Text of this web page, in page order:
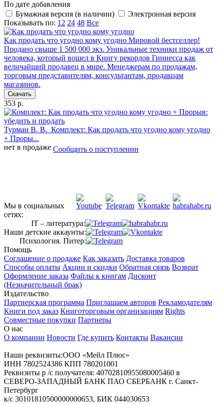
По дате добавления
Бумажная версия (в наличии)
Электронная версия
Показывать по: 12 24 48 Все
Как продать что угодно кому угодно Мировой бестселлер!
Продано свыше 1 500 000 экз. Уникальные техники продаж от
человека, который вошел в Книгу рекордов Гиннесса как
величайший продавец в мире. Менеджерам по продажам,
торговым представителям, консультантам, продавцам
магазинов.
Скачать
353 р.
Турман В. В. Комплект: Как продать что угодно кому угодно
+ Проры...
нет в продаже Сообщить о поступлении
Мы в социальных
сетях:
IT – литература:
Наши детские аккаунты:
Психология. Питер:
Помощь
Соглашение о продаже Как заказать Доставка товаров
Способы оплаты Акции и скидки Обратная связь Возврат
Оформление заказа Файлы к книгам Дисконт
(Незначительный брак)
Издательство
Партнерская программа Приглашаем авторов Рекламодателям
Книги под заказ Книготорговым организациям Rights
Совместные покупки Партнеры
О нас
О компании Новости Где купить Контакты Вакансии
Наши реквизиты:ООО «Мейл Плюс»
ИНН 7802524386 КПП 780201001
Реквизиты р /с получателя: 40702810955080005460 в
СЕВЕРО-ЗАПАДНЫЙ БАНК ПАО СБЕРБАНК г. Санкт-
Петербург
к/с 30101810500000000653, БИК 044030653